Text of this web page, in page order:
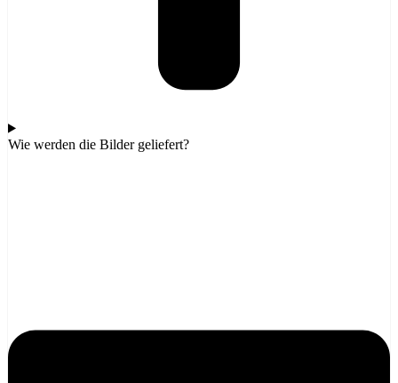
Wie werden die Bilder geliefert?